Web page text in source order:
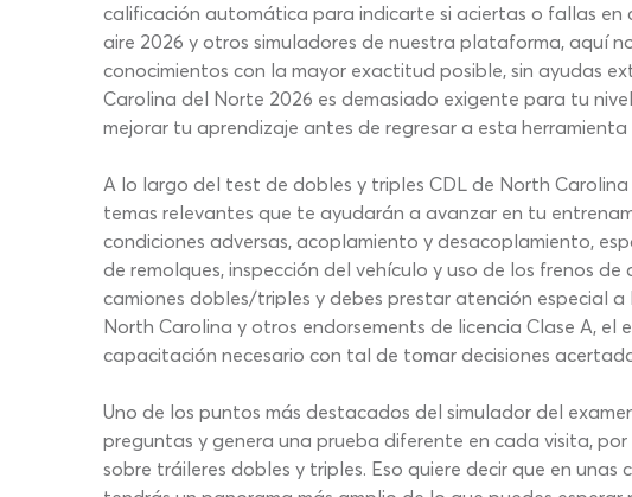
calificación automática para indicarte si aciertas o fallas en
aire 2026 y otros simuladores de nuestra plataforma, aquí
conocimientos con la mayor exactitud posible, sin ayudas
Carolina del Norte 2026 es demasiado exigente para tu
mejorar tu aprendizaje antes de regresar a esta
A lo largo del test de dobles y triples CDL de North
temas relevantes que te ayudarán a avanzar en tu
condiciones adversas, acoplamiento y desacoplamiento,
de remolques, inspección del vehículo y uso de los frenos
camiones dobles/triples y debes prestar atención especial
North Carolina y otros endorsements de licencia Clase A,
capacitación necesario con tal de tomar decisiones
Uno de los puntos más destacados del simulador del
preguntas y genera una prueba diferente en cada visita,
sobre tráileres dobles y triples. Eso quiere decir que en